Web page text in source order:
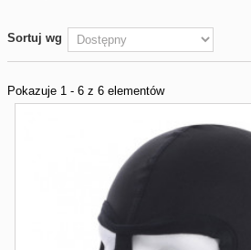
Sortuj wg
Pokazuje 1 - 6 z 6 elementów